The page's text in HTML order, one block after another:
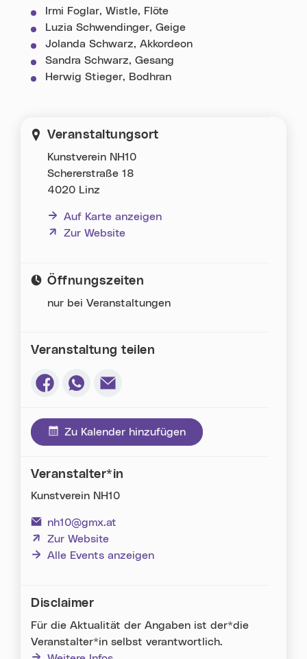
Irmi Foglar, Wistle, Flöte
Luzia Schwendinger, Geige
Jolanda Schwarz, Akkordeon
Sandra Schwarz, Gesang
Herwig Stieger, Bodhran
Veranstaltungsort
Kunstverein NH10
Schererstraße 18
4020 Linz
Auf Karte anzeigen
Zur Website
(neues Fenster)
Öffnungszeiten
nur bei Veranstaltungen
Veranstaltung teilen
Zu Kalender hinzufügen
Veranstalter*in
Kunstverein NH10
nh10@gmx.at
Zur Website
(neues Fenster)
Alle Events anzeigen
Disclaimer
Für die Aktualität der Angaben ist der*die
Veranstalter*in selbst verantwortlich.